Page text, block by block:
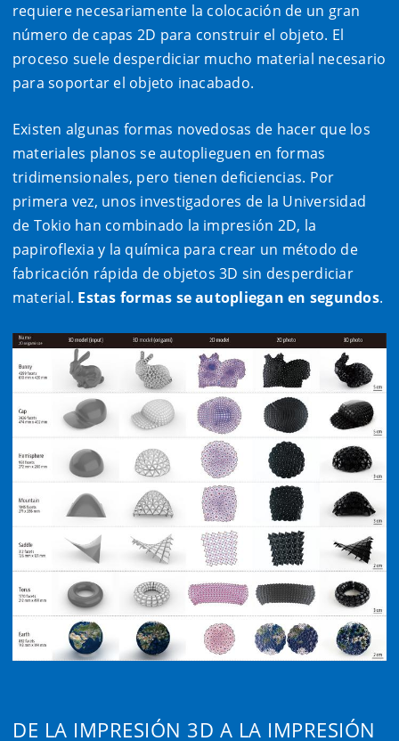
requiere necesariamente la colocación de un gran
número de capas 2D para construir el objeto. El
proceso suele desperdiciar mucho material necesario
para soportar el objeto inacabado.
Existen algunas formas novedosas de hacer que los
materiales planos se autoplieguen en formas
tridimensionales, pero tienen deficiencias. Por
primera vez, unos investigadores de la Universidad
de Tokio han combinado la impresión 2D, la
papiroflexia y la química para crear un método de
fabricación rápida de objetos 3D sin desperdiciar
material. Estas formas se autopliegan en segundos.
DE LA IMPRESIÓN 3D A LA IMPRESIÓN